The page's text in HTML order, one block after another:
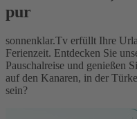
pur
sonnenklar.Tv erfüllt Ihre
Ferienzeit. Entdecken Sie
Pauschalreise und genießen
auf den Kanaren, in der
sein?